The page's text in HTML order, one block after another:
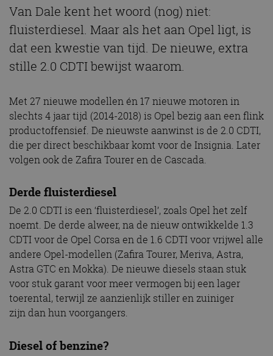
Van Dale kent het woord (nog) niet:
fluisterdiesel. Maar als het aan Opel ligt, is
dat een kwestie van tijd. De nieuwe, extra
stille 2.0 CDTI bewijst waarom.
Met 27 nieuwe modellen én 17 nieuwe motoren in
slechts 4 jaar tijd (2014-2018) is Opel bezig aan een flink
productoffensief. De nieuwste aanwinst is de 2.0 CDTI,
die per direct beschikbaar komt voor de Insignia. Later
volgen ook de Zafira Tourer en de Cascada.
Derde fluisterdiesel
De 2.0 CDTI is een ‘fluisterdiesel’, zoals Opel het zelf
noemt. De derde alweer, na de nieuw ontwikkelde 1.3
CDTI voor de Opel Corsa en de 1.6 CDTI voor vrijwel alle
andere Opel-modellen (Zafira Tourer, Meriva, Astra,
Astra GTC en Mokka). De nieuwe diesels staan stuk
voor stuk garant voor meer vermogen bij een lager
toerental, terwijl ze aanzienlijk stiller en zuiniger
zijn dan hun voorgangers.
Diesel of benzine?